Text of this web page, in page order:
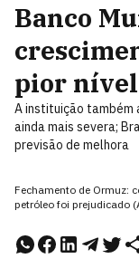
Banco
pior
A instituição também
ainda mais severa;
previsão de melhora
Fechamento de Ormuz:
petróleo foi prejudicado